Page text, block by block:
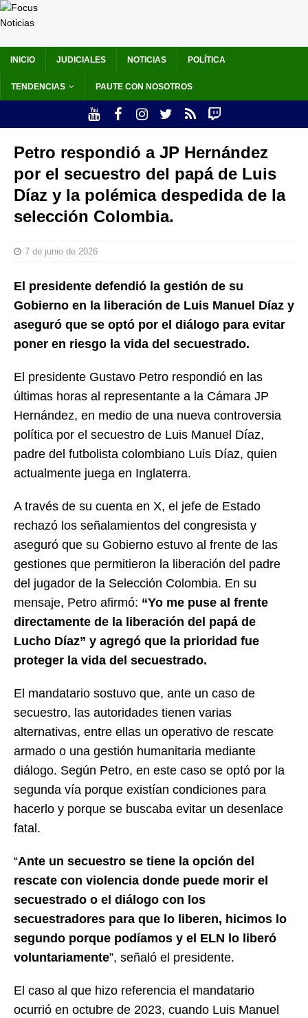
INICIO JUDICIALES NOTICIAS POLÍTICA
TENDENCIAS PAUTE CON NOSOTROS
Petro respondió a JP Hernández
por el secuestro del papá de Luis
Díaz y la polémica despedida de la
selección Colombia.
7 de junio de 2026
El presidente defendió la gestión de su
Gobierno en la liberación de Luis Manuel Díaz y
aseguró que se optó por el diálogo para evitar
poner en riesgo la vida del secuestrado.
El presidente Gustavo Petro respondió en las
últimas horas al representante a la Cámara JP
Hernández, en medio de una nueva controversia
política por el secuestro de Luis Manuel Díaz,
padre del futbolista colombiano Luis Díaz, quien
actualmente juega en Inglaterra.
A través de su cuenta en X, el jefe de Estado
rechazó los señalamientos del congresista y
aseguró que su Gobierno estuvo al frente de las
gestiones que permitieron la liberación del padre
del jugador de la Selección Colombia. En su
mensaje, Petro afirmó: “Yo me puse al frente
directamente de la liberación del papá de
Lucho Díaz” y agregó que la prioridad fue
proteger la vida del secuestrado.
El mandatario sostuvo que, ante un caso de
secuestro, las autoridades tienen varias
alternativas, entre ellas un operativo de rescate
armado o una gestión humanitaria mediante
diálogo. Según Petro, en este caso se optó por la
segunda vía porque existían condiciones para
hacerlo y porque se buscaba evitar un desenlace
fatal.
“Ante un secuestro se tiene la opción del
rescate con violencia donde puede morir el
secuestrado o el diálogo con los
secuestradores para que lo liberen, hicimos lo
segundo porque podíamos y el ELN lo liberó
voluntariamente”, señaló el presidente.
El caso al que hizo referencia el mandatario
ocurrió en octubre de 2023, cuando Luis Manuel